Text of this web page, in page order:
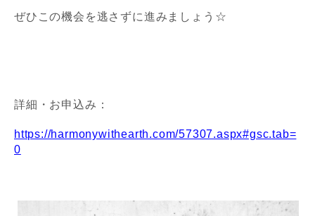
ぜひこの機会を逃さずに進みましょう☆
詳細・お申込み：
https://harmonywithearth.com/57307.aspx#gsc.tab=
0